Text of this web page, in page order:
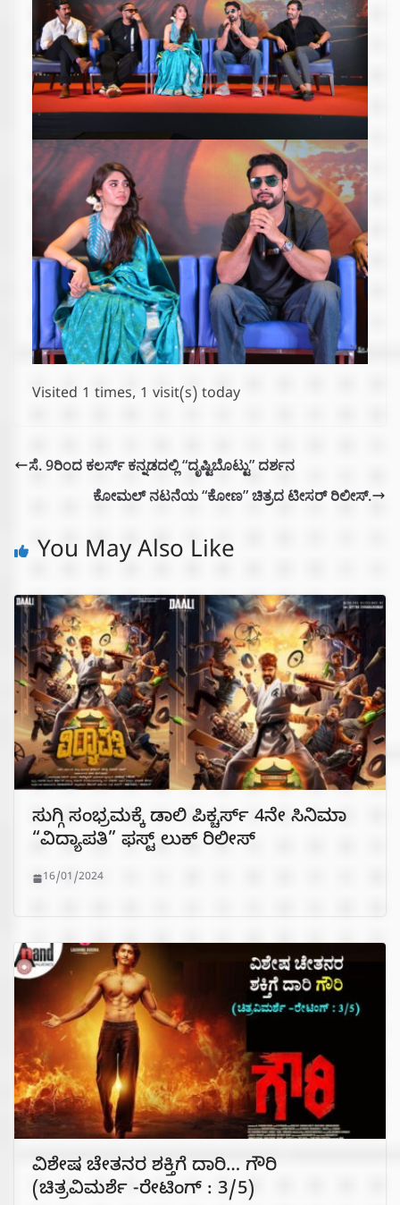
Visited 1 times, 1 visit(s) today
ಸೆ. 9ರಿಂದ ಕಲರ್ಸ್ ಕನ್ನಡದಲ್ಲಿ “ದೃಷ್ಟಿಬೊಟ್ಟು” ದರ್ಶನ
ಕೋಮಲ್ ನಟನೆಯ “ಕೋಣ” ಚಿತ್ರದ ಟೀಸರ್ ರಿಲೀಸ್.
You May Also Like
ಸುಗ್ಗಿ ಸಂಭ್ರಮಕ್ಕೆ ಡಾಲಿ ಪಿಕ್ಚರ್ಸ್ 4ನೇ ಸಿನಿಮಾ
“ವಿದ್ಯಾಪತಿ” ಫಸ್ಟ್ ಲುಕ್ ರಿಲೀಸ್
16/01/2024
ವಿಶೇಷ ಚೇತನರ ಶಕ್ತಿಗೆ ದಾರಿ… ಗೌರಿ
(ಚಿತ್ರವಿಮರ್ಶೆ -ರೇಟಿಂಗ್ : 3/5)